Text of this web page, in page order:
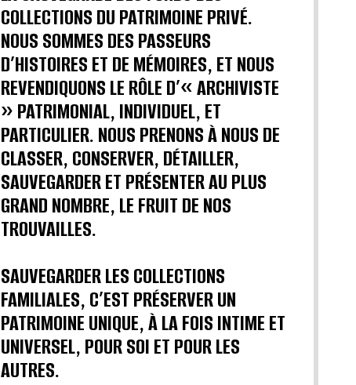
COLLECTIONS DU PATRIMOINE PRIVÉ.
NOUS SOMMES DES PASSEURS
D’HISTOIRES ET DE MÉMOIRES, ET NOUS
REVENDIQUONS LE RÔLE D’« ARCHIVISTE
» PATRIMONIAL, INDIVIDUEL, ET
PARTICULIER. NOUS PRENONS À NOUS DE
CLASSER, CONSERVER, DÉTAILLER,
SAUVEGARDER ET PRÉSENTER AU PLUS
GRAND NOMBRE, LE FRUIT DE NOS
TROUVAILLES.
SAUVEGARDER LES COLLECTIONS
FAMILIALES, C’EST PRÉSERVER UN
PATRIMOINE UNIQUE, À LA FOIS INTIME ET
UNIVERSEL, POUR SOI ET POUR LES
AUTRES.